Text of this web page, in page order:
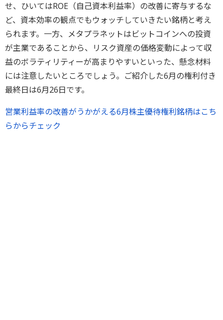
せ、ひいてはROE（自己資本利益率）の改善に寄与するな
ど、資本効率の観点でもウォッチしていきたい銘柄と考え
られます。一方、メタプラネットはビットコインへの投資
が主業であることから、リスク資産の価格変動によって収
益のボラティリティーが高まりやすいといった、懸念材料
には注意したいところでしょう。ご紹介した6月の権利付き
最終日は6月26日です。
営業利益率の改善がうかがえる6月株主優待権利銘柄はこち
らからチェック